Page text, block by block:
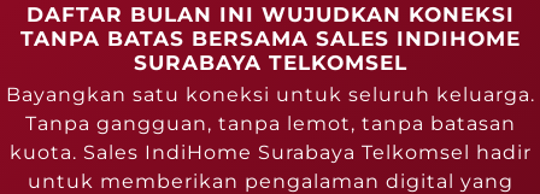
DAFTAR BULAN INI WUJUDKAN KONEKSI
TANPA BATAS BERSAMA SALES INDIHOME
SURABAYA TELKOMSEL
Bayangkan satu koneksi untuk seluruh keluarga.
Tanpa gangguan, tanpa lemot, tanpa batasan
kuota. Sales IndiHome Surabaya Telkomsel hadir
untuk memberikan pengalaman digital yang